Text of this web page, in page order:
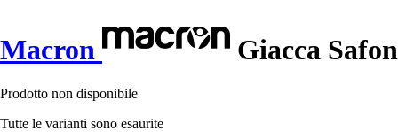
Macron Giacca Safon
Prodotto non disponibile
Tutte le varianti sono esaurite